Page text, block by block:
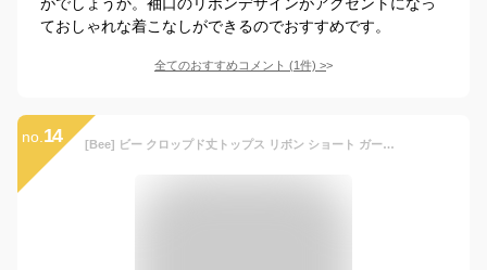
ておしゃれな着こなしができるのでおすすめです。
全てのおすすめコメント (1件) >
no. 14 [Bee] ビー クロップド丈トップス リボン ショート ガールズ 女の子 キッズ 春 夏 tbb02644 140cm 杢グレー地